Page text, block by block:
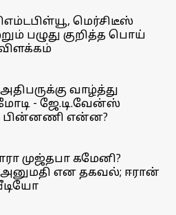
மெர்சிடீஸ்
பழுது குறித்த பொய்
வாழ்த்து
- ஜே.டி.வேன்ஸ்
பின்னணி என்ன?
முஜ்தபா கமேனி?
என தகவல்; ஈரான்